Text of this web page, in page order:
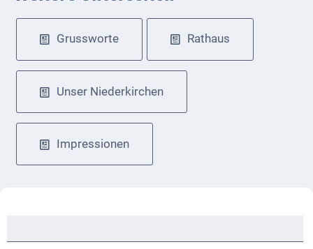
Navigation
Grussworte Rathaus
Unser Niederkirchen
Impressionen